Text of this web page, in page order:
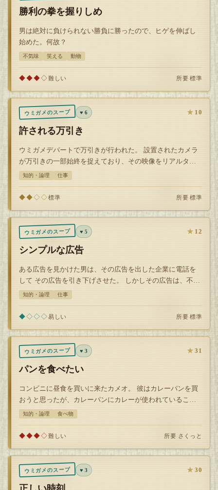
勝利の拳を握りしめ
男は絶対に負けられない勝負に勝ったので、ヒゲを伸ばし
始めた。何故？
不気味 笑える 動物
◆◆◆◇難しい 所要 標準
ウミガメのスープ ♥ 6 ★ 10
許される万引き
ウミガメデパートで万引きが行われた。 設置されたカメラ
が万引きの一部始終を捉えており、その映像をリアルタイ
ムで店長は見ていた。 しかし、店長…
知的・論理 仕事
◆◆◇◇標準 所要 標準
ウミガメのスープ ♥ 5 ★ 12
シンプルな広告
ある広告を見かけた男は、その広告を出した企業に電話を
して その広告を引き下げさせた。 しかしその広告は、不適
切な表現が使われていると 人々に…
知的・論理 仕事
◆◇◇◇易しい 所要 標準
ウミガメのスープ ♥ 3 ★ 31
パンを食べたい
コンビニに昼食を買いに来たカメオ。 彼はカレーパンを買
おうと思ったが、カレーパンにカレーが使われていること
を知ると、 そのカレーパンを買うの…
知的・論理 食べ物
◆◆◆◇難しい 所要 さくっと
ウミガメのスープ ♥ 3 ★ 30